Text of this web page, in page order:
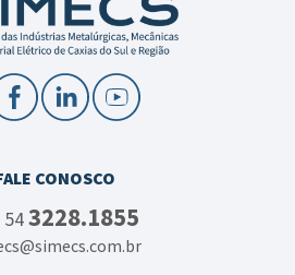
CONOSCO
543228.1855